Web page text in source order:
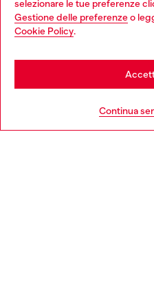
selezionare le tue preferenze
Gestione delle preferenzeo
Cookie Policy.
Continua
You are currently browsing
be based in United States